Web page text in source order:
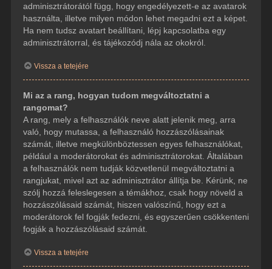
adminisztrátorától függ, hogy engedélyezett-e az avatarok
használta, illetve milyen módon lehet megadni ezt a képet.
Ha nem tudsz avatart beállítani, lépj kapcsolatba egy
adminisztrátorral, és tájékozódj nála az okokról.
Vissza a tetejére
Mi az a rang, hogyan tudom megváltoztatni a
rangomat?
A rang, mely a felhasználók neve alatt jelenik meg, arra
való, hogy mutassa, a felhasználó hozzászólásainak
számát, illetve megkülönböztessen egyes felhasználókat,
például a moderátorokat és adminisztrátorokat. Általában
a felhasználók nem tudják közvetlenül megváltoztatni a
rangjukat, mivel azt az adminisztrátor állítja be. Kérünk, ne
szólj hozzá feleslegesen a témákhoz, csak hogy növeld a
hozzászólásaid számát, hiszen valószínű, hogy ezt a
moderátorok fel fogják fedezni, és egyszerűen csökkenteni
fogják a hozzászólásaid számát.
Vissza a tetejére